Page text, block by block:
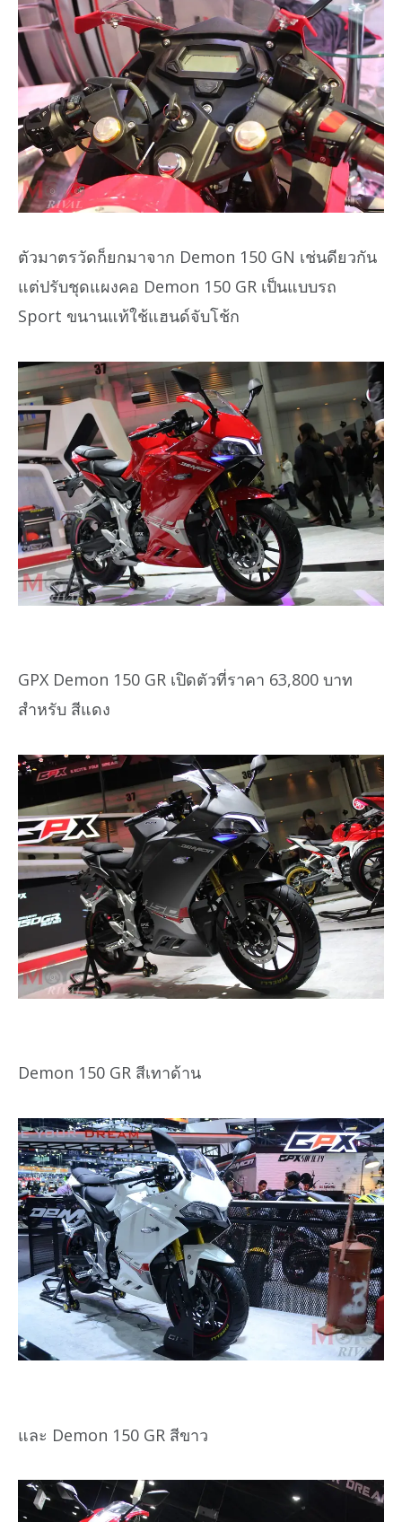
ตัวมาตรวัดก็ยกมาจาก Demon 150 GN เช่นดียวกัน
แต่ปรับชุดแผงคอ Demon 150 GR เป็นแบบรถ
Sport ขนานแท้ใช้แฮนด์จับโช้ก
GPX Demon 150 GR เปิดตัวที่ราคา 63,800 บาท
สำหรับ สีแดง
Demon 150 GR สีเทาด้าน
และ Demon 150 GR สีขาว